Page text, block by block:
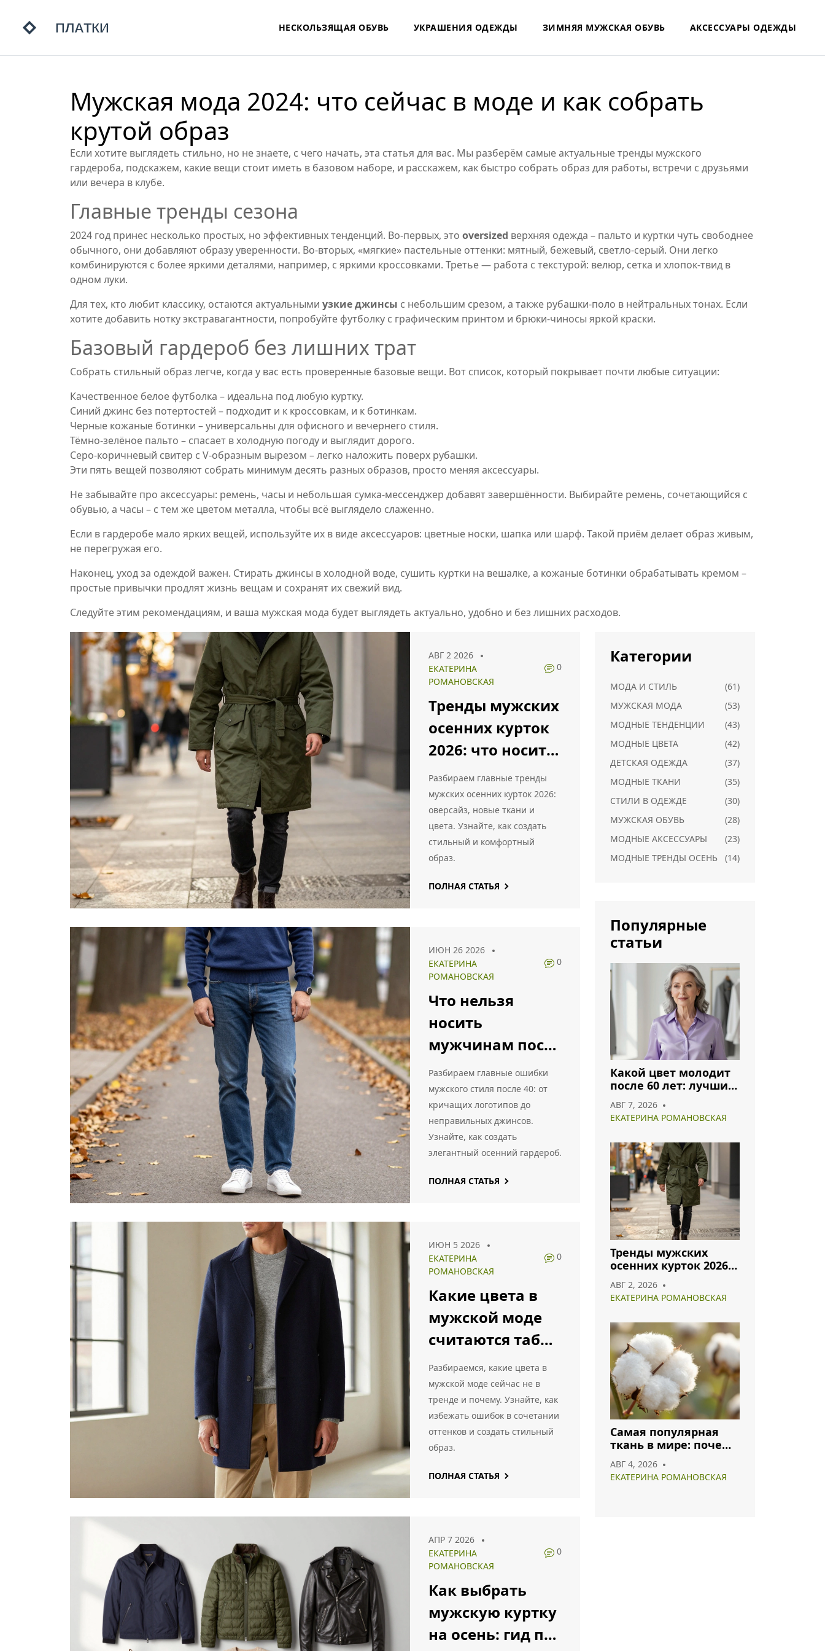
НЕСКОЛЬЗЯЩАЯ ОБУВЬ УКРАШЕНИЯ ОДЕЖДЫ ЗИМНЯЯ МУЖСКАЯ ОБУВЬ АКСЕССУАРЫ ОДЕЖДЫ
Мужская мода 2024: что сейчас в моде и как собрать
крутой образ
Если хотите выглядеть стильно, но не знаете, с чего начать, эта статья для вас. Мы разберём самые актуальные тренды мужского
гардероба, подскажем, какие вещи стоит иметь в базовом наборе, и расскажем, как быстро собрать образ для работы, встречи с друзьями
или вечера в клубе.
Главные тренды сезона
2024 год принес несколько простых, но эффективных тенденций. Во-первых, это oversized верхняя одежда – пальто и куртки чуть свободнее
обычного, они добавляют образу уверенности. Во-вторых, «мягкие» пастельные оттенки: мятный, бежевый, светло‑серый. Они легко
комбинируются с более яркими деталями, например, с яркими кроссовками. Третье — работа с текстурой: велюр, сетка и хлопок‑твид в
одном луки.
Для тех, кто любит классику, остаются актуальными узкие джинсы с небольшим срезом, а также рубашки‑поло в нейтральных тонах. Если
хотите добавить нотку экстравагантности, попробуйте футболку с графическим принтом и брюки-чиносы яркой краски.
Базовый гардероб без лишних трат
Собрать стильный образ легче, когда у вас есть проверенные базовые вещи. Вот список, который покрывает почти любые ситуации:
Качественное белое футболка – идеальна под любую куртку.
Синий джинс без потертостей – подходит и к кроссовкам, и к ботинкам.
Черные кожаные ботинки – универсальны для офисного и вечернего стиля.
Тёмно‑зелёное пальто – спасает в холодную погоду и выглядит дорого.
Серо‑коричневый свитер с V‑образным вырезом – легко наложить поверх рубашки.
Эти пять вещей позволяют собрать минимум десять разных образов, просто меняя аксессуары.
Не забывайте про аксессуары: ремень, часы и небольшая сумка‑мессенджер добавят завершённости. Выбирайте ремень, сочетающийся с
обувью, а часы – с тем же цветом металла, чтобы всё выглядело слаженно.
Если в гардеробе мало ярких вещей, используйте их в виде аксессуаров: цветные носки, шапка или шарф. Такой приём делает образ живым,
не перегружая его.
Наконец, уход за одеждой важен. Стирать джинсы в холодной воде, сушить куртки на вешалке, а кожаные ботинки обрабатывать кремом –
простые привычки продлят жизнь вещам и сохранят их свежий вид.
Следуйте этим рекомендациям, и ваша мужская мода будет выглядеть актуально, удобно и без лишних расходов.
АВГ 2 2026
ЕКАТЕРИНА
РОМАНОВСКАЯ
0
Тренды мужских
осенних курток
2026: что носить
и как сочетать
Разбираем главные тренды
мужских осенних курток 2026:
оверсайз, новые ткани и
цвета. Узнайте, как создать
стильный и комфортный
образ.
ПОЛНАЯ СТАТЬЯ
ИЮН 26 2026
ЕКАТЕРИНА
РОМАНОВСКАЯ
0
Что нельзя
носить
мужчинам после
40 лет: ошибки
гардероба на
осень
Разбираем главные ошибки
мужского стиля после 40: от
кричащих логотипов до
неправильных джинсов.
Узнайте, как создать
элегантный осенний гардероб.
ПОЛНАЯ СТАТЬЯ
ИЮН 5 2026
ЕКАТЕРИНА
РОМАНОВСКАЯ
0
Какие цвета в
мужской моде
считаются табу:
разбор трендов
и анти-трендов
Разбираемся, какие цвета в
мужской моде сейчас не в
тренде и почему. Узнайте, как
избежать ошибок в сочетании
оттенков и создать стильный
образ.
ПОЛНАЯ СТАТЬЯ
АПР 7 2026
ЕКАТЕРИНА
РОМАНОВСКАЯ
0
Как выбрать
мужскую куртку
на осень: гид по
Категории
МОДА И СТИЛЬ
(61)
МУЖСКАЯ МОДА
(53)
МОДНЫЕ ТЕНДЕНЦИИ
(43)
МОДНЫЕ ЦВЕТА
(42)
ДЕТСКАЯ ОДЕЖДА
(37)
МОДНЫЕ ТКАНИ
(35)
СТИЛИ В ОДЕЖДЕ
(30)
МУЖСКАЯ ОБУВЬ
(28)
МОДНЫЕ АКСЕССУАРЫ
(23)
МОДНЫЕ ТРЕНДЫ ОСЕНЬ
(14)
Популярные
статьи
Какой цвет молодит
после 60 лет: лучшие
оттенки для
гармоничного образа
АВГ 7, 2026
ЕКАТЕРИНА РОМАНОВСКАЯ
Тренды мужских
осенних курток 2026:
сочетать
АВГ 2, 2026
ЕКАТЕРИНА РОМАНОВСКАЯ
Самая популярная
ткань в мире: почему
лидируют в 2026 году
АВГ 4, 2026
ЕКАТЕРИНА РОМАНОВСКАЯ